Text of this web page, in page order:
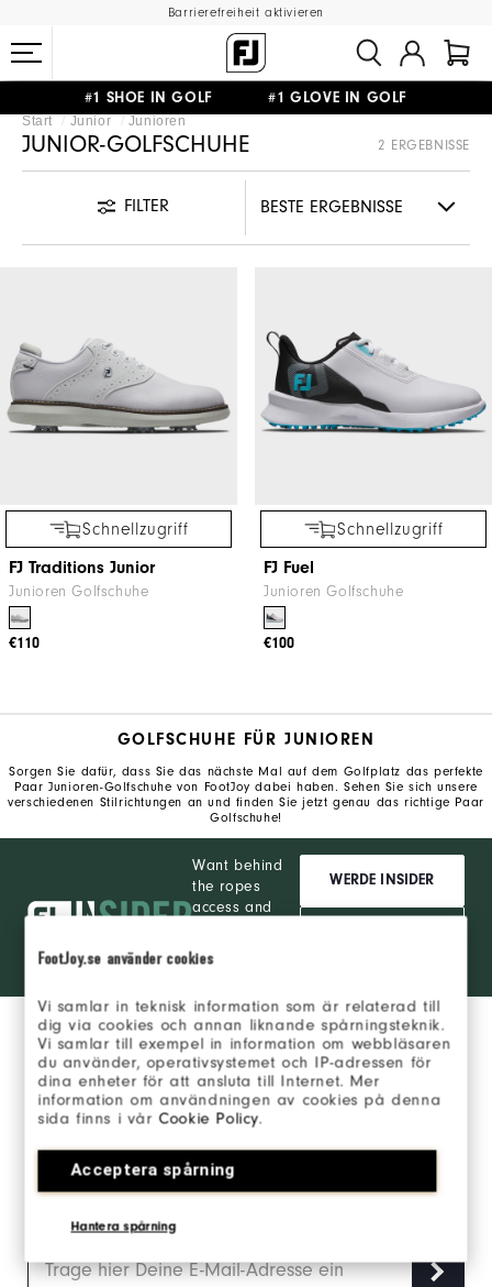
FootJoy.se använder cookies
Vi samlar in teknisk information som är relaterad till
dig via cookies och annan liknande spårningsteknik.
Vi samlar till exempel in information om webbläsaren
du använder, operativsystemet och IP-adressen för
dina enheter för att ansluta till Internet. Mer
information om användningen av cookies på denna
sida finns i vårCookie Policy.
Acceptera spårning
Hantera spårning
Barrierefreiheit aktivieren
#1 SHOE IN GOLF #1 GLOVE IN GOLF
GRATIS LIEFERUNG
Start Junior Junioren
JUNIOR-GOLFSCHUHE 2 ERGEBNISSE
FILTER
Schnellzugriff
FJ Traditions Junior
Junioren Golfschuhe
€110
Schnellzugriff
FJ Fuel
Junioren Golfschuhe
€100
GOLFSCHUHE FÜR JUNIOREN
Sorgen Sie dafür, dass Sie das nächste Mal auf dem Golfplatz das perfekte
Paar Junioren-Golfschuhe von FootJoy dabei haben. Sehen Sie sich unsere
verschiedenen Stilrichtungen an und finden Sie jetzt genau das richtige Paar
Golfschuhe!
Want behind
the ropes
access and
products?
Learn More
WERDE INSIDER
Melde Dich für unseren FootJoy Newsletter an
und bleibe auf dem Laufenden.
den
FootJoy-Datenschutzrichtlinien